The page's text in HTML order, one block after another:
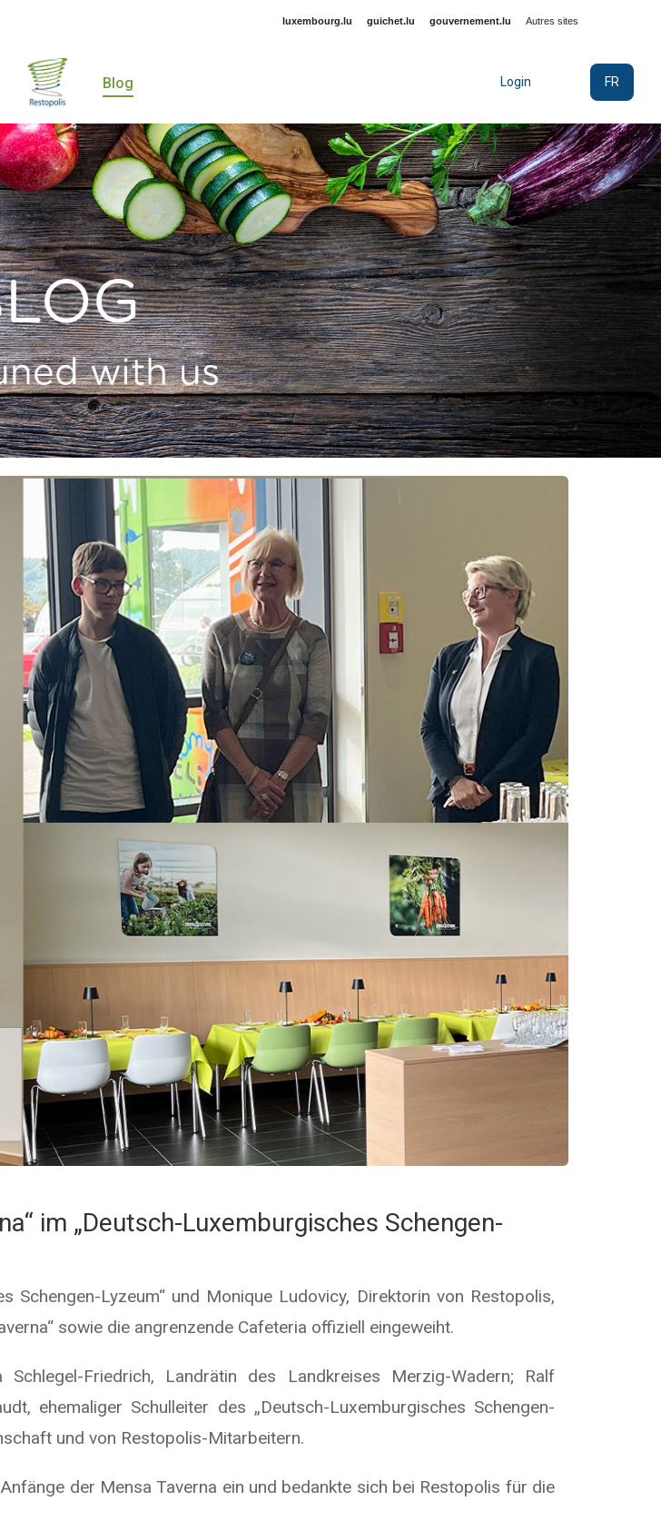
luxembourg.lu guichet.lu gouvernement.lu Autres sites
Blog Login FR
im „Deutsch-Luxemburgisches Schengen-
Schengen-Lyzeum“ und Monique Ludovicy, Direktorin von Restopolis,
sowie die angrenzende Cafeteria offiziell eingeweiht.
Friedrich, Landrätin des Landkreises Merzig-Wadern; Ralf
ehemaliger Schulleiter des „Deutsch-Luxemburgisches Schengen-
und von Restopolis-Mitarbeitern.
der Mensa Taverna ein und bedankte sich bei Restopolis für die